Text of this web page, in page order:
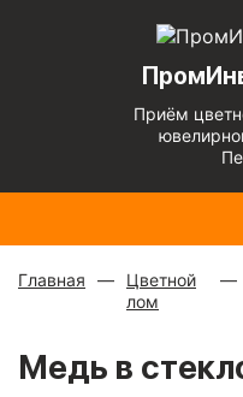
Приём
Радиаторы
310 ₽/кг
Медный
кг
Главная
Цветной
лом
Медь в